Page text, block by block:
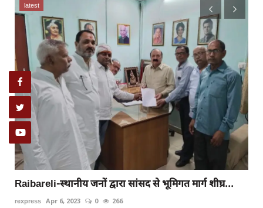
latest
Raibareli-स्थानीय जनों द्वारा सांसद से भूमिगत मार्ग शीघ्र...
rexpress Apr 6, 2023 0 266